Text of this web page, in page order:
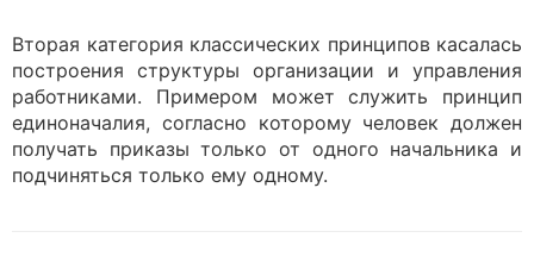
Вторая категория классических принципов касалась
построения структуры организации и управления
работниками. Примером может служить принцип
единоначалия, согласно которому человек должен
получать приказы только от одного начальника и
подчиняться только ему одному.